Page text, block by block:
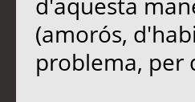
(amorós,
problema, per